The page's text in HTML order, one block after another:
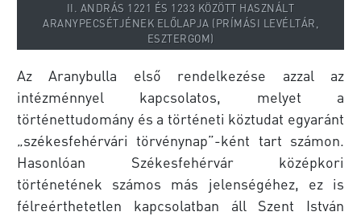
II. ANDRÁS 1221 ÉS 1233 KÖZÖTT HASZNÁLT
ARANYPECSÉTJÉNEK ELŐLAPJA (PRÍMÁSI LEVÉLTÁR,
ESZTERGOM)
Az Aranybulla első rendelkezése azzal az
intézménnyel kapcsolatos, melyet a
történettudomány és a történeti köztudat egyaránt
„székesfehérvári törvénynap”-ként tart számon.
Hasonlóan Székesfehérvár középkori
történetének számos más jelenségéhez, ez is
félreérthetetlen kapcsolatban áll Szent István